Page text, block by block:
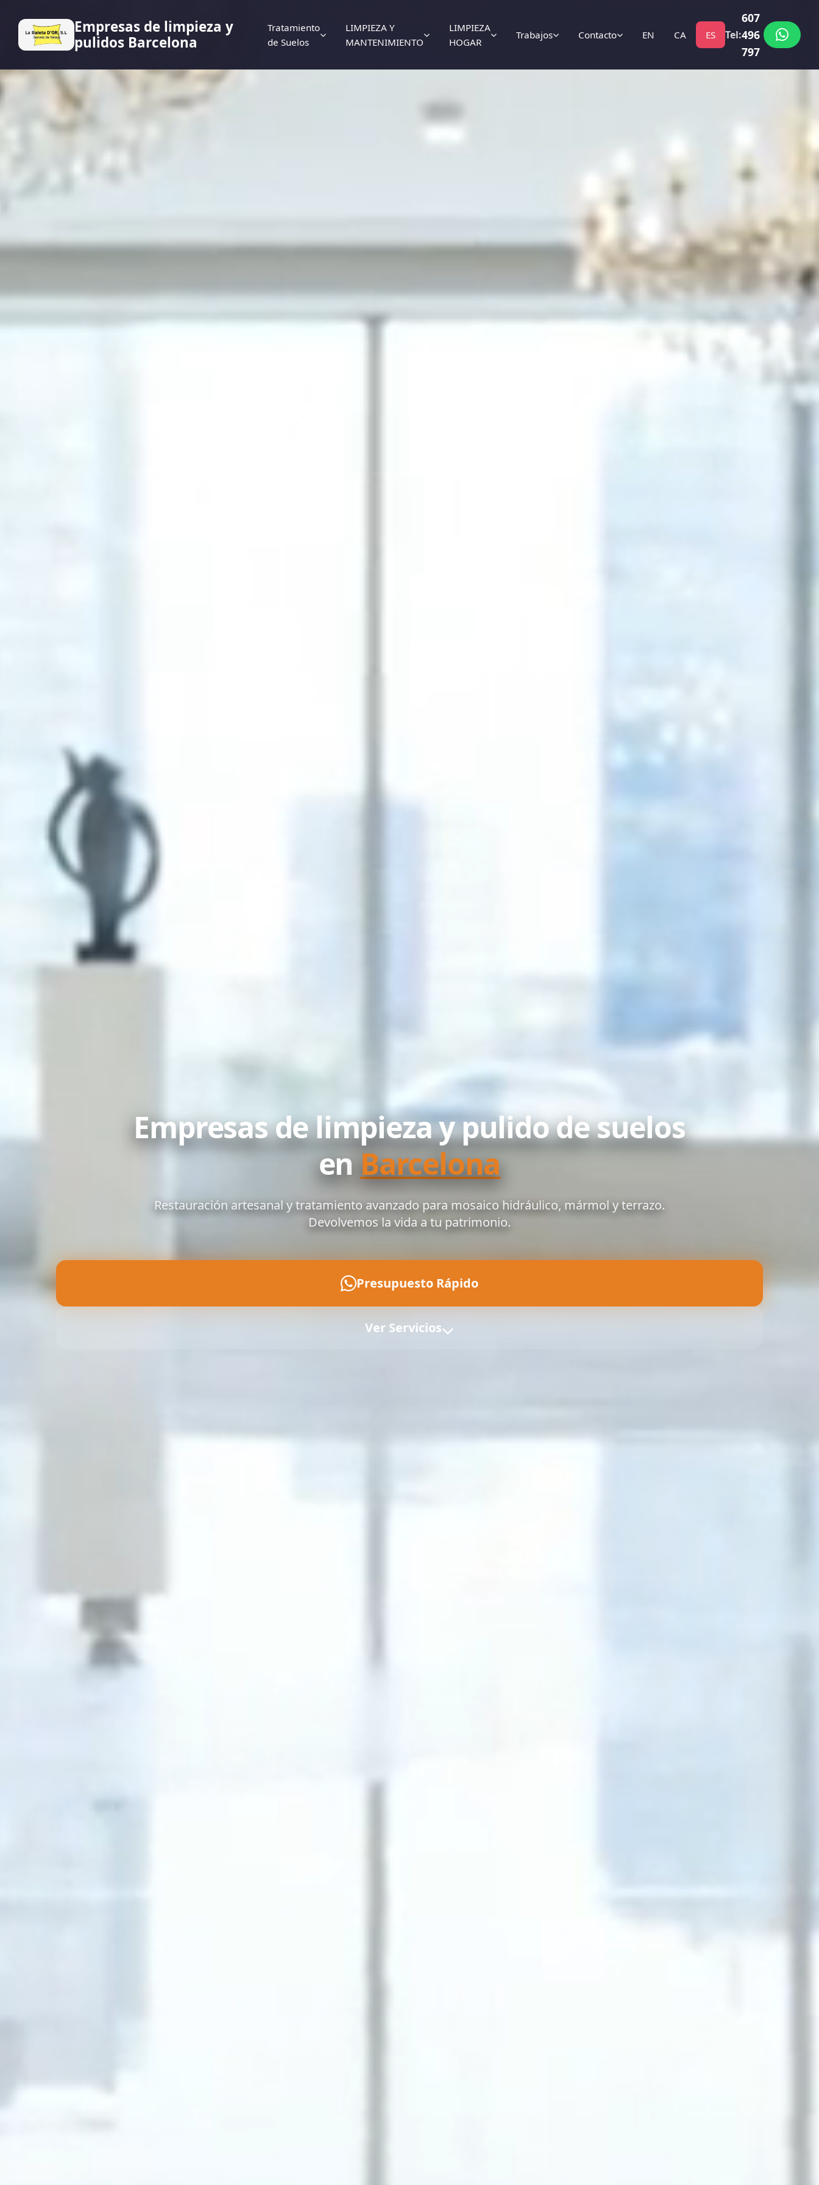
Empresas de limpieza y
pulidos Barcelona
Tratamiento
de Suelos
LIMPIEZA Y
MANTENIMIENTO
LIMPIEZA
HOGAR
Trabajos Contacto EN CA ES Tel:
607
496
797
Empresas de limpieza y pulido de suelos
en Barcelona
Restauración artesanal y tratamiento avanzado para mosaico hidráulico, mármol y terrazo.
Devolvemos la vida a tu patrimonio.
Presupuesto Rápido
Ver Servicios